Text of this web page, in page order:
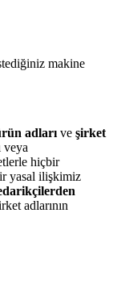
makine
adları ve şirket
veya
hiçbir
yasal ilişkimiz
adlarının